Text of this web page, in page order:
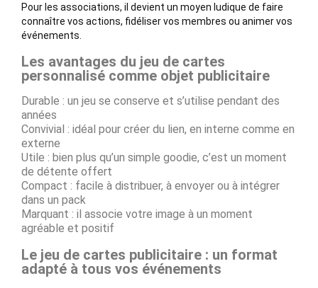
Pour les associations, il devient un moyen ludique de faire
connaître vos actions, fidéliser vos membres ou animer vos
événements.
Les avantages du jeu de cartes
personnalisé comme objet publicitaire
Durable : un jeu se conserve et s’utilise pendant des
années
Convivial : idéal pour créer du lien, en interne comme en
externe
Utile : bien plus qu’un simple goodie, c’est un moment
de détente offert
Compact : facile à distribuer, à envoyer ou à intégrer
dans un pack
Marquant : il associe votre image à un moment
agréable et positif
Le jeu de cartes publicitaire : un format
adapté à tous vos événements